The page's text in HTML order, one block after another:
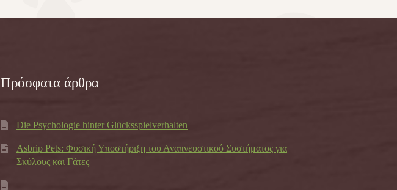
Πρόσφατα άρθρα
Die Psychologie hinter Glücksspielverhalten
Asbrip Pets: Φυσική Υποστήριξη του Αναπνευστικού Συστήματος για
Σκύλους και Γάτες